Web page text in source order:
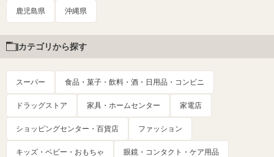
鹿児島県 沖縄県
カテゴリから探す
スーパー 食品・菓子・飲料・酒・日用品・コンビニ
ドラッグストア 家具・ホームセンター 家電店
ショッピングセンター・百貨店 ファッション
キッズ・ベビー・おもちゃ 眼鏡・コンタクト・ケア用品